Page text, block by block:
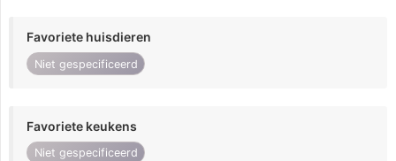
Favoriete huisdieren
Niet gespecificeerd
Favoriete keukens
Niet gespecificeerd